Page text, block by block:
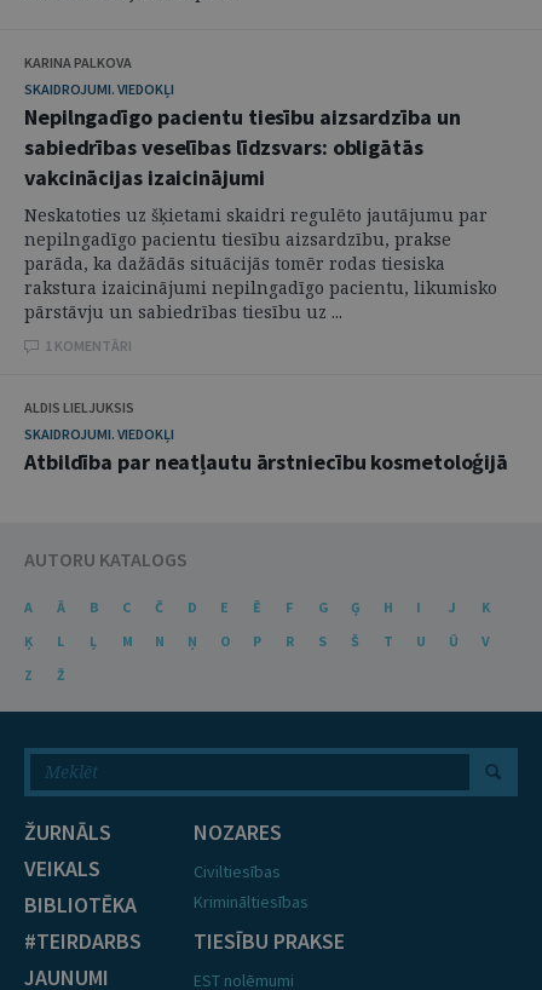
KARINA PALKOVA
SKAIDROJUMI. VIEDOKĻI
Nepilngadīgo pacientu tiesību aizsardzība un
sabiedrības veselības līdzsvars: obligātās
vakcinācijas izaicinājumi
Neskatoties uz šķietami skaidri regulēto jautājumu par
nepilngadīgo pacientu tiesību aizsardzību, prakse
parāda, ka dažādās situācijās tomēr rodas tiesiska
rakstura izaicinājumi nepilngadīgo pacientu, likumisko
pārstāvju un sabiedrības tiesību uz ...
1 KOMENTĀRI
ALDIS LIELJUKSIS
SKAIDROJUMI. VIEDOKĻI
Atbildība par neatļautu ārstniecību kosmetoloģijā
AUTORU KATALOGS
A Ā B C Č D E Ē F G Ģ H I J
K
Ķ
L Ļ M N Ņ O P R S Š T U Ū
V
Z
Ž
ŽURNĀLS
VEIKALS
BIBLIOTĒKA
#TEIRDARBS
JAUNUMI
NOZARES
Civiltiesības
Krimināltiesības
TIESĪBU PRAKSE
EST nolēmumi